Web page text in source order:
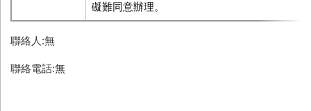
礙難同意辦理。
聯絡人:無
聯絡電話:無